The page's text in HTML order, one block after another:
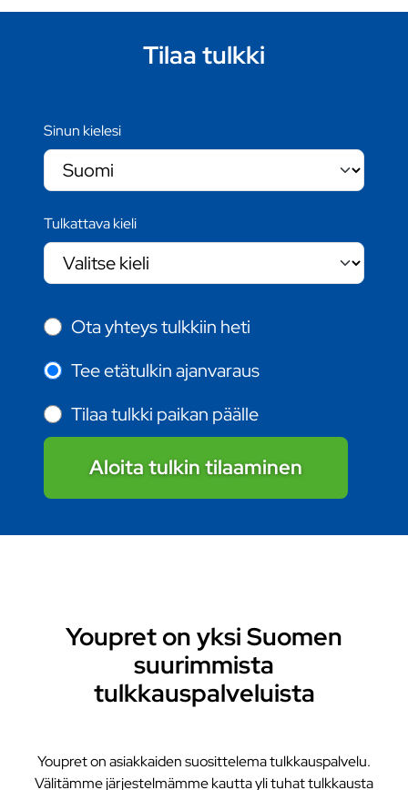
Tilaa tulkki
Sinun kielesi
Tulkattava kieli
Ota yhteys tulkkiin heti
Tee etätulkin ajanvaraus
Tilaa tulkki paikan päälle
Aloita tulkin tilaaminen
Youpret on yksi Suomen
suurimmista
tulkkauspalveluista
Youpret on asiakkaiden suosittelema tulkkauspalvelu.
Välitämme järjestelmämme kautta yli tuhat tulkkausta